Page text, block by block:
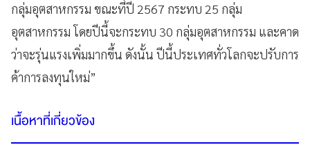
กลุ่มอุตสาหกรรม ขณะที่ปี 2567 กระทบ 25 กลุ่ม
อุตสาหกรรม โดยปีนี้จะกระทบ 30 กลุ่มอุตสาหกรรม และคาด
ว่าจะรุ่นแรงเพิ่มมากขึ้น ดังนั้น ปีนี้ประเทศทั่วโลกจะปรับการ
ค้าการลงทุนใหม่”
เนื้อหาที่เกี่ยวข้อง